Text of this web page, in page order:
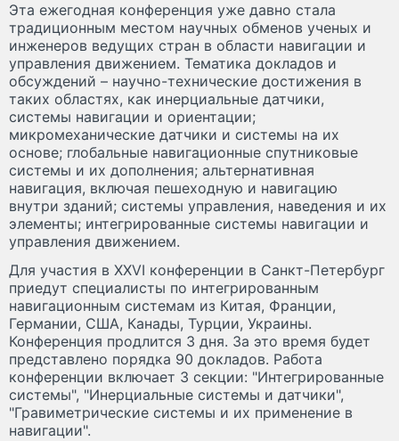
Эта ежегодная конференция уже давно стала
традиционным местом научных обменов ученых и
инженеров ведущих стран в области навигации и
управления движением. Тематика докладов и
обсуждений – научно-технические достижения в
таких областях, как инерциальные датчики,
системы навигации и ориентации;
микромеханические датчики и системы на их
основе; глобальные навигационные спутниковые
системы и их дополнения; альтернативная
навигация, включая пешеходную и навигацию
внутри зданий; системы управления, наведения и их
элементы; интегрированные системы навигации и
управления движением.
Для участия в XXVI конференции в Санкт-Петербург
приедут специалисты по интегрированным
навигационным системам из Китая, Франции,
Германии, США, Канады, Турции, Украины.
Конференция продлится 3 дня. За это время будет
представлено порядка 90 докладов. Работа
конференции включает 3 секции: "Интегрированные
системы", "Инерциальные системы и датчики",
"Гравиметрические системы и их применение в
навигации".